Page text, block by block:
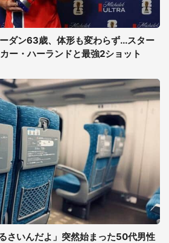
ダン63歳、体形も変わらず...スター
ー・ハーランドと最強2ショット
さいんだよ」突然始まった50代男性